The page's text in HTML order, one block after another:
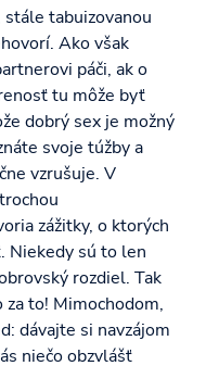
tabuizovanou
Ako však
páči, ak o
tu môže byť
dobrý sex je možný
svoje túžby a
vzrušuje. V
zážitky, o ktorých
Niekedy sú to len
rozdiel. Tak
to! Mimochodom,
dávajte si navzájom
niečo obzvlášť